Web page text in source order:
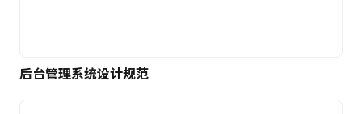
后台管理系统设计规范